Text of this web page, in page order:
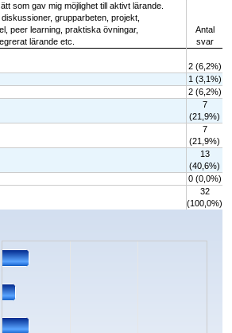
som gav mig möjlighet till aktivt lärande.
grupparbeten, projekt,
peer learning, praktiska övningar,
lärande etc.
Antal
svar
2 (6,2%)
1 (3,1%)
2 (6,2%)
7
(21,9%)
7
(21,9%)
13
(40,6%)
0 (0,0%)
32
(100,0%)
categories.
values. Data ranges from 0 to 13.